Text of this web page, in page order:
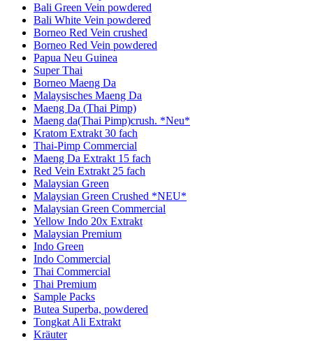
Bali Green Vein powdered
Bali White Vein powdered
Borneo Red Vein crushed
Borneo Red Vein powdered
Papua Neu Guinea
Super Thai
Borneo Maeng Da
Malaysisches Maeng Da
Maeng Da (Thai Pimp)
Maeng da(Thai Pimp)crush. *Neu*
Kratom Extrakt 30 fach
Thai-Pimp Commercial
Maeng Da Extrakt 15 fach
Red Vein Extrakt 25 fach
Malaysian Green
Malaysian Green Crushed *NEU*
Malaysian Green Commercial
Yellow Indo 20x Extrakt
Malaysian Premium
Indo Green
Indo Commercial
Thai Commercial
Thai Premium
Sample Packs
Butea Superba, powdered
Tongkat Ali Extrakt
Kräuter